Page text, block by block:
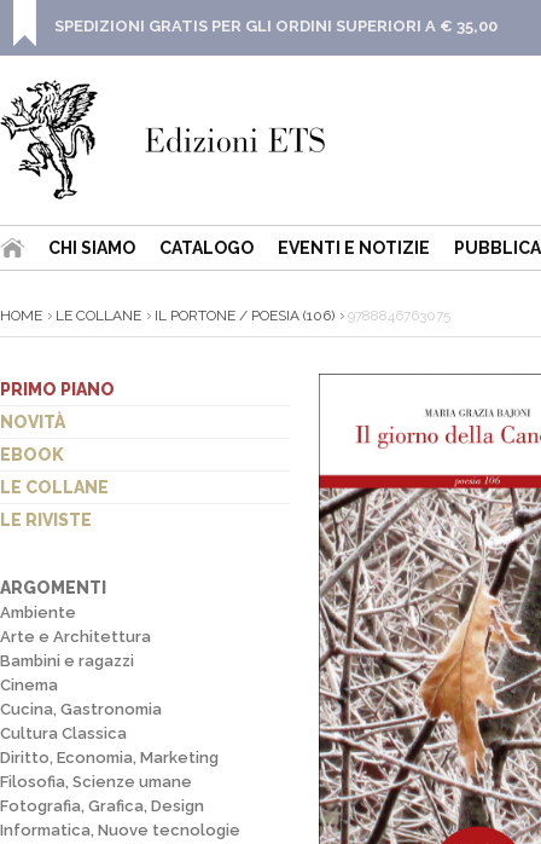
SPEDIZIONI GRATIS PER GLI ORDINI SUPERIORI A € 35,00
CHI SIAMO CATALOGO EVENTI E NOTIZIE
HOME LE COLLANE IL PORTONE / POESIA (106) 9788846763075
PRIMO PIANO
NOVITÀ
EBOOK
LE COLLANE
LE RIVISTE
ARGOMENTI
Ambiente
Arte e Architettura
Bambini e ragazzi
Cinema
Cucina, Gastronomia
Cultura Classica
Diritto, Economia, Marketing
Filosofia, Scienze umane
Fotografia, Grafica, Design
Informatica, Nuove tecnologie